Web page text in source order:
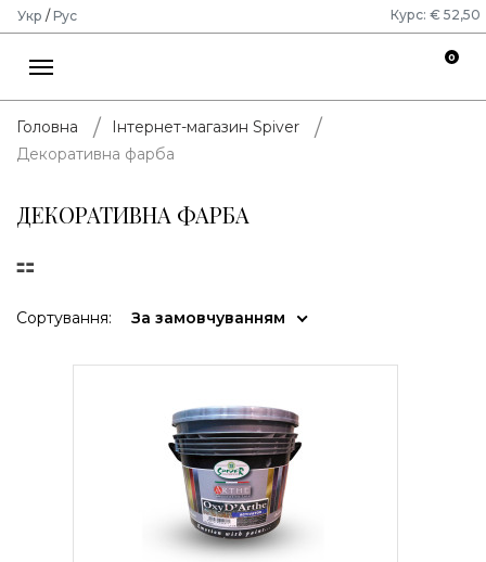
Укр / Рус Курс: € 52,50
0
Головна
Інтернет-магазин Spiver
Декоративна фарба
⚏
ДЕКОРАТИВНА ФАРБА
Сортування: За замовчуванням